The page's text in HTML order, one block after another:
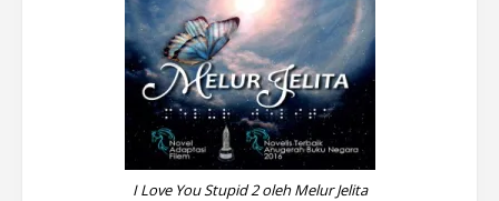
I Love You Stupid 2 oleh Melur Jelita